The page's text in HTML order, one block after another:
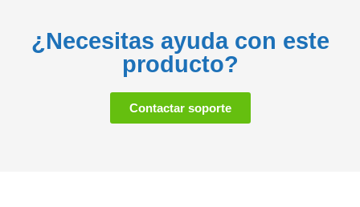
¿Necesitas ayuda con este
producto?
Contactar soporte